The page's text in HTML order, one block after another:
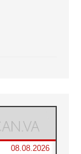
08.08.2026